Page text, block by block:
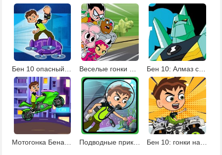
Бен 10: Алмаз стреляй
Подводные приключения Бена 10